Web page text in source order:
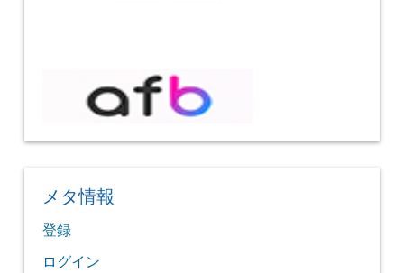
メタ情報
登録
ログイン